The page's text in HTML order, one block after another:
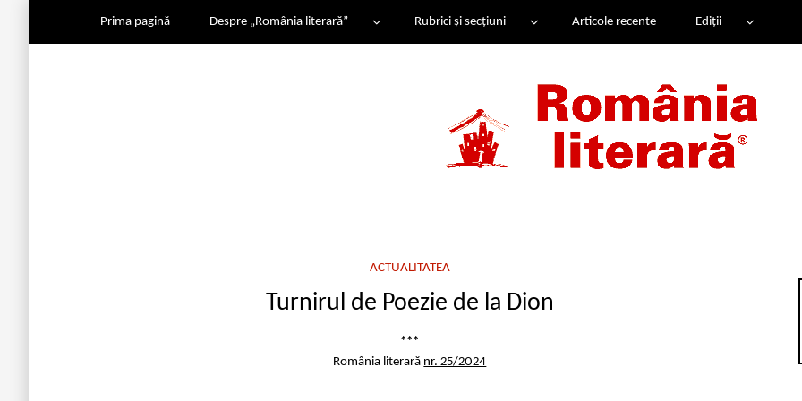
Prima pagină Despre „România literară” Rubrici și secțiuni Articole recente Ediții
ACTUALITATEA
Turnirul de Poezie de la Dion
***
România literară nr. 25/2024